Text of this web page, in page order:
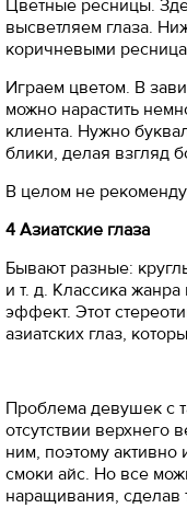
Цветные ресницы.
высветляем глаза.
коричневыми
Играем цветом. В
можно нарастить
клиента. Нужно
блики, делая взгляд
В целом не
4 Азиатские глаза
Бывают разные:
и т. д. Классика
эффект. Этот
азиатских глаз,
Проблема девушек с
отсутствии верхнего
ним, поэтому активно
смоки айс. Но все
наращивания, сделав